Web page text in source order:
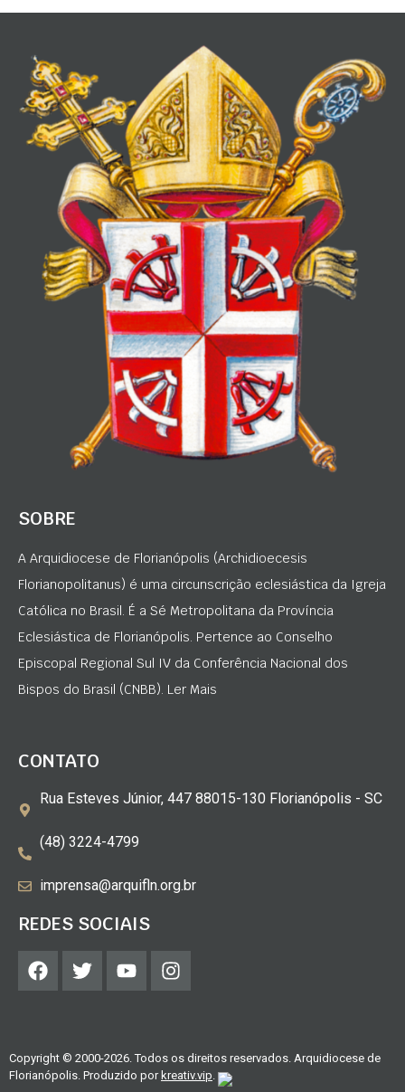
SOBRE
A Arquidiocese de Florianópolis (Archidioecesis
Florianopolitanus) é uma circunscrição eclesiástica da Igreja
Católica no Brasil. É a Sé Metropolitana da Província
Eclesiástica de Florianópolis. Pertence ao Conselho
Episcopal Regional Sul IV da Conferência Nacional dos
Bispos do Brasil (CNBB). Ler Mais
CONTATO
Rua Esteves Júnior, 447 88015-130 Florianópolis - SC
(48) 3224-4799
imprensa@arquifln.org.br
REDES SOCIAIS
Copyright © 2000-2026. Todos os direitos reservados. Arquidiocese de
Florianópolis. Produzido por kreativ.vip.